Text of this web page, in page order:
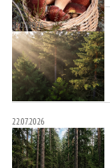
27.07.2026
22.07.2026